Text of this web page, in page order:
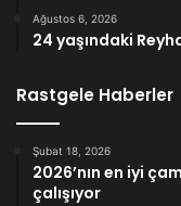
Ağustos 6, 2026
24 yaşındaki
Rastgele Haberler
Şubat 18, 2026
2026’nın en iyi
çalışıyor